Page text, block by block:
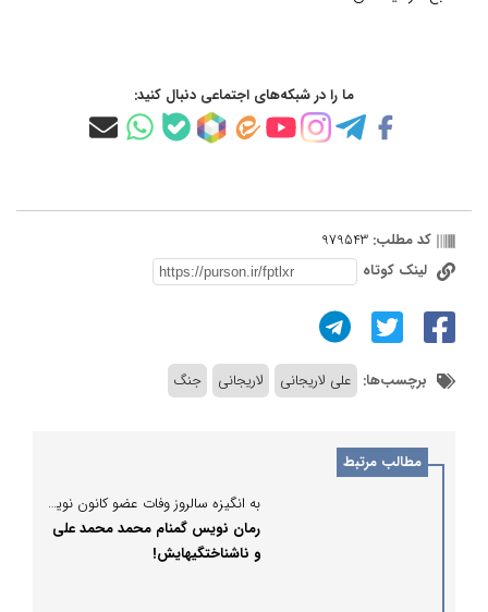
ما را در شبکه‌های اجتماعی دنبال کنید:
کد مطلب: 979543
لینک کوتاه
برچسب‌ها: علی لاریجانی لاریجانی جنگ
مطالب مرتبط
به انگیزه سالروز وفات عضو کانون نویسندگان ایران:
رمان نویس گمنام محمد محمد علی
و ناشناختگیهایش!